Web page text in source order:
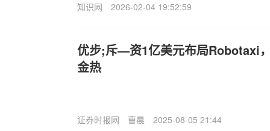
知识网 2026-02-04 19:52:59
优步;斥—资1亿美元布局Robotaxi
金热
证券时报网 曹晨 2025-08-05 21:44